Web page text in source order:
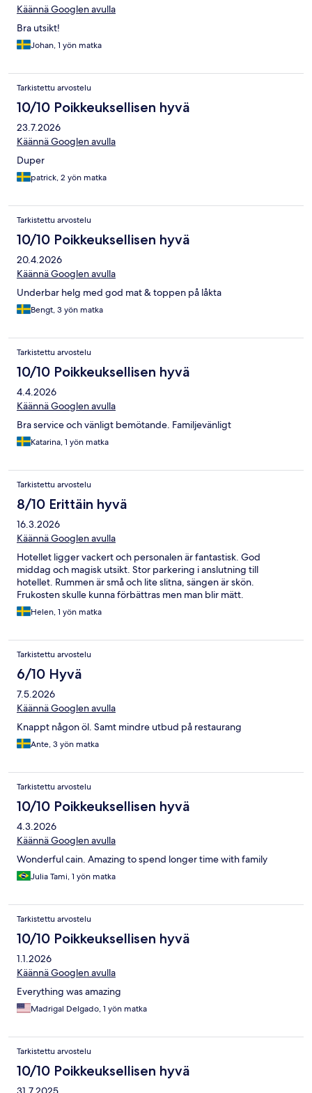
Käännä Googlen avulla
Bra utsikt!
Johan, 1 yön matka
Tarkistettu arvostelu
10/10 Poikkeuksellisen hyvä
23.7.2026
Käännä Googlen avulla
Duper
patrick, 2 yön matka
Tarkistettu arvostelu
10/10 Poikkeuksellisen hyvä
20.4.2026
Käännä Googlen avulla
Underbar helg med god mat & toppen på låkta
Bengt, 3 yön matka
Tarkistettu arvostelu
10/10 Poikkeuksellisen hyvä
4.4.2026
Käännä Googlen avulla
Bra service och vänligt bemötande. Familjevänligt
Katarina, 1 yön matka
Tarkistettu arvostelu
8/10 Erittäin hyvä
16.3.2026
Käännä Googlen avulla
Hotellet ligger vackert och personalen är fantastisk. God
middag och magisk utsikt. Stor parkering i anslutning till
hotellet. Rummen är små och lite slitna, sängen är skön.
Frukosten skulle kunna förbättras men man blir mätt.
Helen, 1 yön matka
Tarkistettu arvostelu
6/10 Hyvä
7.5.2026
Käännä Googlen avulla
Knappt någon öl. Samt mindre utbud på restaurang
Ante, 3 yön matka
Tarkistettu arvostelu
10/10 Poikkeuksellisen hyvä
4.3.2026
Käännä Googlen avulla
Wonderful cain. Amazing to spend longer time with family
Julia Tami, 1 yön matka
Tarkistettu arvostelu
10/10 Poikkeuksellisen hyvä
1.1.2026
Käännä Googlen avulla
Everything was amazing
Madrigal Delgado, 1 yön matka
Tarkistettu arvostelu
10/10 Poikkeuksellisen hyvä